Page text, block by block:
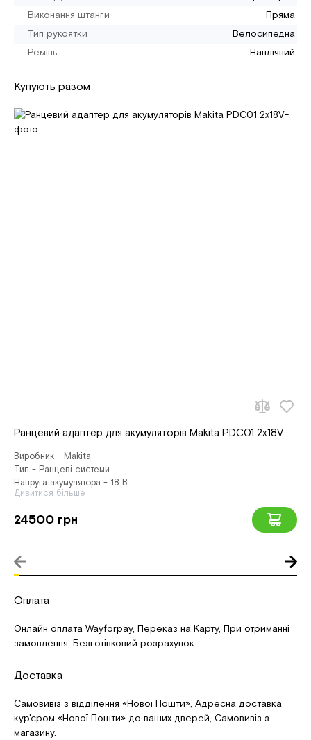
Виконання штанги
Пряма
Тип рукоятки
Велосипедна
Ремінь
Наплічний
Купують разом
Ранцевий адаптер для акумуляторів Makita PDC01 2x18V
Виробник - Makita
Тип - Ранцеві системи
Напруга акумулятора - 18 В
Дивитися більше
24500 грн
Оплата
Онлайн оплата Wayforpay, Переказ на Карту, При отриманні
замовлення, Безготівковий розрахунок.
Доставка
Самовивіз з відділення «Нової Пошти», Адресна доставка
кур'єром «Нової Пошти» до ваших дверей, Самовивіз з
магазину.